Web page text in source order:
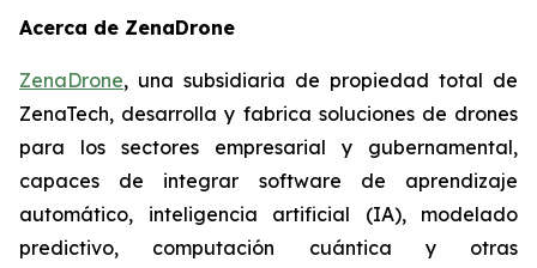
Acerca de ZenaDrone
ZenaDrone, una subsidiaria de propiedad total de
ZenaTech, desarrolla y fabrica soluciones de drones
para los sectores empresarial y gubernamental,
capaces de integrar software de aprendizaje
automático, inteligencia artificial (IA), modelado
predictivo, computación cuántica y otras